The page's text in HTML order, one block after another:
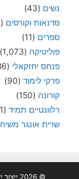
נשים (43)
סדנאות וקורסים (10)
ספרים (11)
פוליטיקה (1,073)
פנחס יחזקאלי (1,986)
פרקי לימוד (90)
קורונה (150)
רלוונטיים תמיד (4,091)
שרית אונגר משיח
© 2026 ייצור ידע